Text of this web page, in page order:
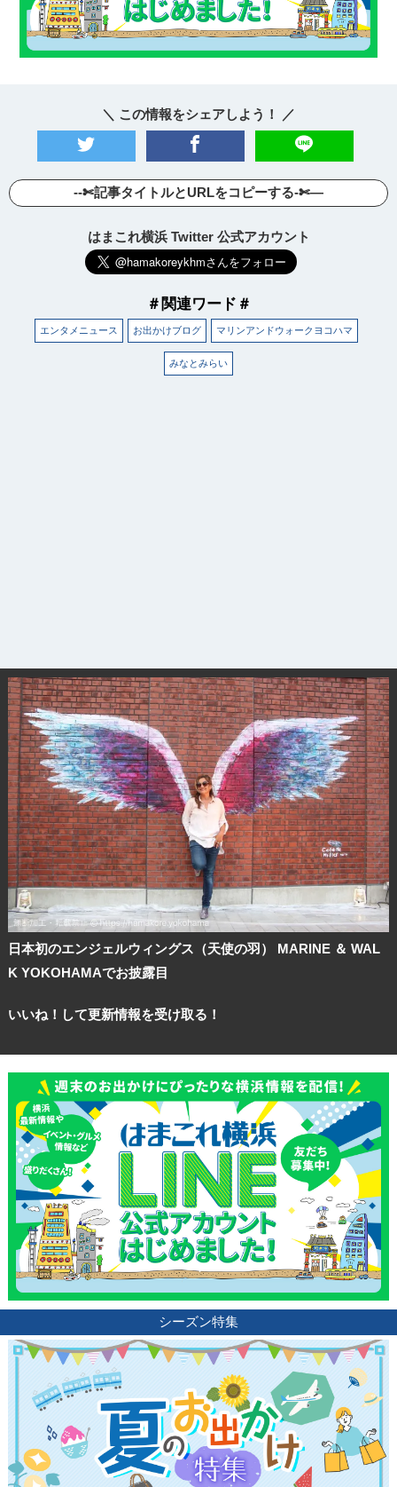
＼ この情報をシェアしよう！ ／
--✄記事タイトルとURLをコピーする-✄—
はまこれ横浜 Twitter 公式アカウント
＃関連ワード＃
エンタメニュース お出かけブログ マリンアンドウォークヨコハマ
みなとみらい
日本初のエンジェルウィングス（天使の羽） MARINE ＆ WAL
K YOKOHAMAでお披露目
いいね！して更新情報を受け取る！
シーズン特集
観光ガイド
ランキング